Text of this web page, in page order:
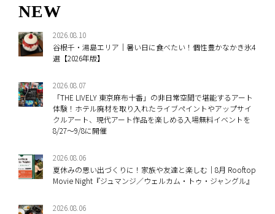
NEW
2026.08.10
谷根千・湯島エリア｜暑い日に食べたい！個性豊かなかき氷4
選【2026年版】
2026.08.07
「THE LIVELY 東京麻布十番」の非日常空間で堪能するアート
体験！ホテル廃材を取り入れたライブペイントやアップサイ
クルアート、現代アート作品を楽しめる入場無料イベントを
8/27～9/8に開催
2026.08.06
夏休みの思い出づくりに！家族や友達と楽しむ｜8月 Rooftop
Movie Night『ジュマンジ／ウェルカム・トゥ・ジャングル』
2026.08.06